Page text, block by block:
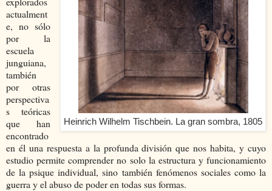
Heinrich Wilhelm Tischbein. La gran sombra, 1805
actualment
e, no sólo
por la
escuela
junguiana,
también
por otras
perspectiva
s teóricas
que han
encontrado
en él una respuesta a la profunda división que nos habita, y cuyo
estudio permite comprender no solo la estructura y funcionamiento
de la psique individual, sino también fenómenos sociales como la
guerra y el abuso de poder en todas sus formas.